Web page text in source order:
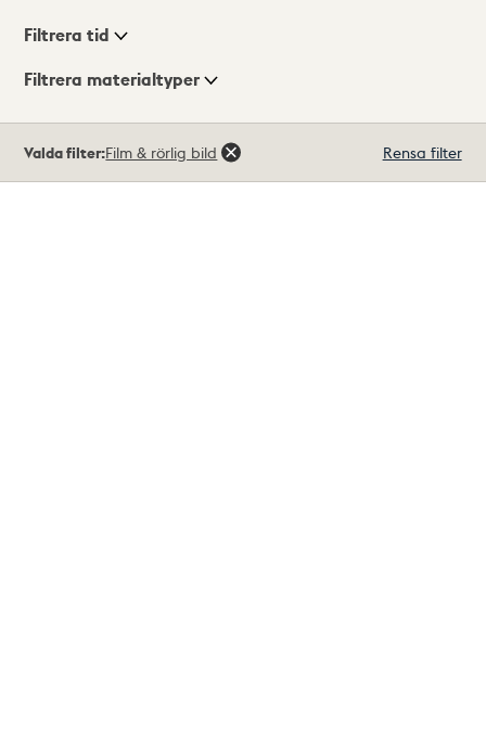
Visningsläge
Filtrera tid
Filtrera materialtyper
träffar
Valda filter:Film & rörlig bild Rensa filter